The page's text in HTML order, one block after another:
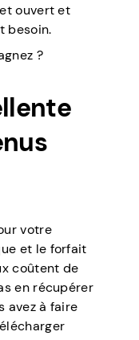
ouvert et
besoin.
?
votre
et le forfait
coûtent de
en récupérer
avez à faire